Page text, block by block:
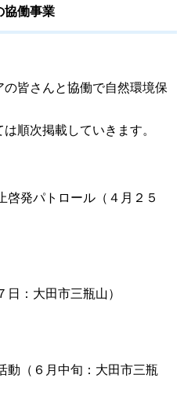
協働事業
皆さんと協働で自然環境保
順次掲載していきます。
啓発パトロール（４月２５
：大田市三瓶山）
動（６月中旬：大田市三瓶